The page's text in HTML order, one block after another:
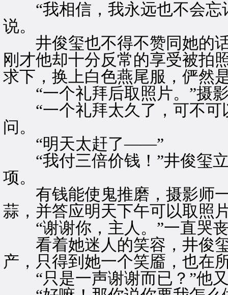
“我相信，我永远也不会忘
说。
井俊玺也不得不赞同她的话
刚才他却十分反常的享受被拍
求下，换上白色燕尾服，俨然
“一个礼拜后取照片。”摄
“一个礼拜太久了，可不可
问。
“明天太赶了——”
“我付三倍价钱！”井俊玺立
项。
有钱能使鬼推磨，摄影师一
蒜，并答应明天下午可以取照
“谢谢你，主人。”一直哭丧
看着她迷人的笑容，井俊玺
产，只得到她一个笑靥，也在
“只是一声谢谢而已？”他